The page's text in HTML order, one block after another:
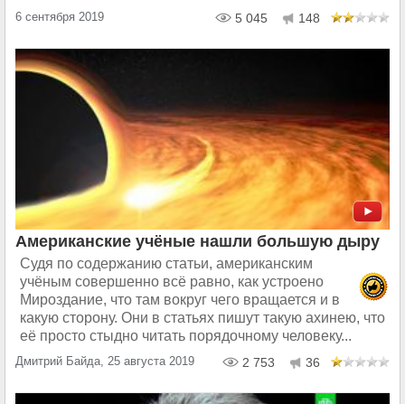
6 сентября 2019 5 045 148
Американские учёные нашли большую дыру
Судя по содержанию статьи, американским
учёным совершенно всё равно, как устроено
Мироздание, что там вокруг чего вращается и в
какую сторону. Они в статьях пишут такую ахинею, что
её просто стыдно читать порядочному человеку...
Дмитрий Байда, 25 августа 2019 2 753 36